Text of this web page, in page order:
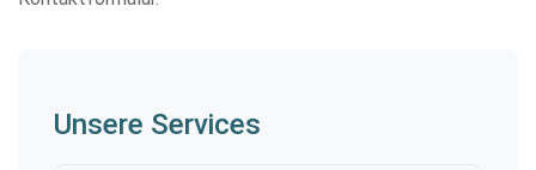
Unsere Services